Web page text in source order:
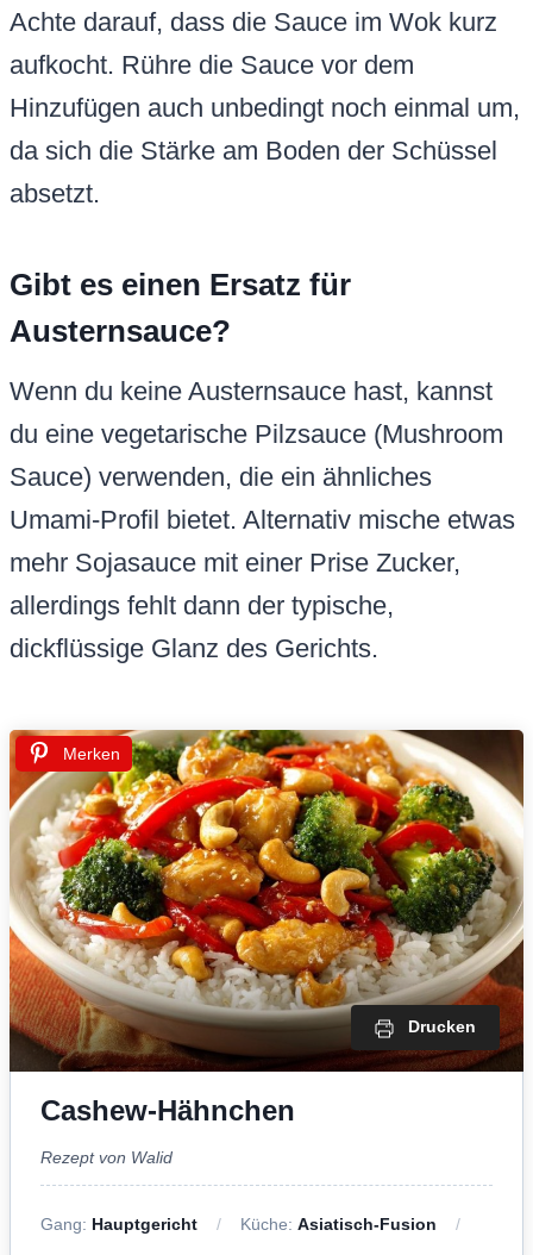
Achte darauf, dass die Sauce im Wok kurz
aufkocht. Rühre die Sauce vor dem
Hinzufügen auch unbedingt noch einmal um,
da sich die Stärke am Boden der Schüssel
absetzt.
Gibt es einen Ersatz für
Austernsauce?
Wenn du keine Austernsauce hast, kannst
du eine vegetarische Pilzsauce (Mushroom
Sauce) verwenden, die ein ähnliches
Umami-Profil bietet. Alternativ mische etwas
mehr Sojasauce mit einer Prise Zucker,
allerdings fehlt dann der typische,
dickflüssige Glanz des Gerichts.
Merken
Drucken
Cashew-Hähnchen
Rezept von Walid
Gang: Hauptgericht Küche: Asiatisch-Fusion